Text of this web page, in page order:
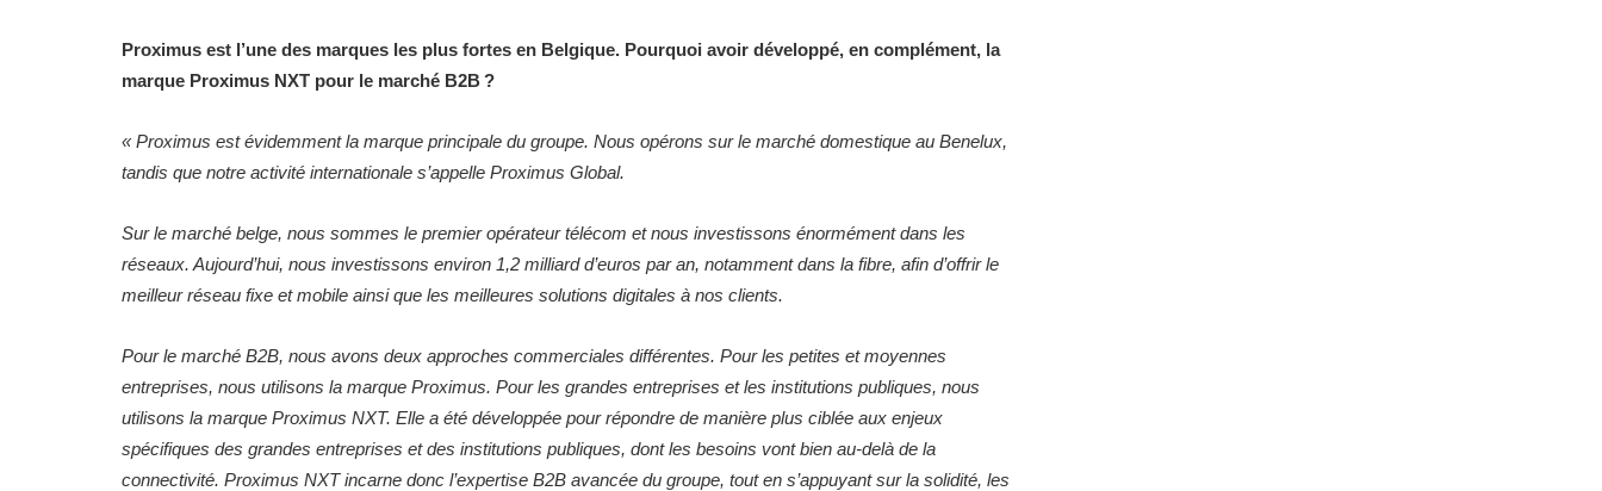
Proximus est l’une des marques les plus fortes en Belgique. Pourquoi avoir développé, en complément, la
marque Proximus NXT pour le marché B2B ?
« Proximus est évidemment la marque principale du groupe. Nous opérons sur le marché domestique au Benelux,
tandis que notre activité internationale s’appelle Proximus Global.
Sur le marché belge, nous sommes le premier opérateur télécom et nous investissons énormément dans les
réseaux. Aujourd’hui, nous investissons environ 1,2 milliard d’euros par an, notamment dans la fibre, afin d’offrir le
meilleur réseau fixe et mobile ainsi que les meilleures solutions digitales à nos clients.
Pour le marché B2B, nous avons deux approches commerciales différentes. Pour les petites et moyennes
entreprises, nous utilisons la marque Proximus. Pour les grandes entreprises et les institutions publiques, nous
utilisons la marque Proximus NXT. Elle a été développée pour répondre de manière plus ciblée aux enjeux
spécifiques des grandes entreprises et des institutions publiques, dont les besoins vont bien au‑delà de la
connectivité. Proximus NXT incarne donc l’expertise B2B avancée du groupe, tout en s’appuyant sur la solidité, les